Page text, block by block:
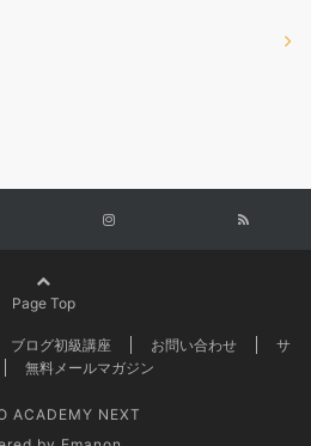
Page Top
ブログ初級講座 お問い合わせ
サ
無料メールマガジン
ACADEMY NEXT